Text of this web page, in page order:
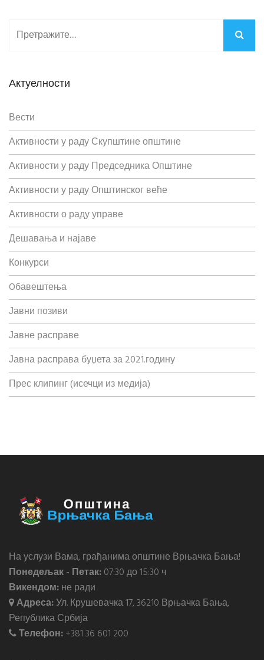
Актуелности
Вести
Активности у раду Скупштине општине
Активности у раду Председника Општине
Активности у раду Општинског веће
Активности о раду управе
Дешавања и најаве
Конкурси
Oбавештења
Јавни позиви
Јавне расправе
Јавна расправа буџета за 2021.годину
Прес клипинг (исечци из медија)
На услузи Вама, грађанима општине Врњачка Бања!
Понедељак - Петак:07:30 до 15:30 ч
Викендом:не ради
Адреса:Ул. Крушевачка 17, 36210 Врњачка Бања,
Република Србија
Телефон:+381 36 601 200